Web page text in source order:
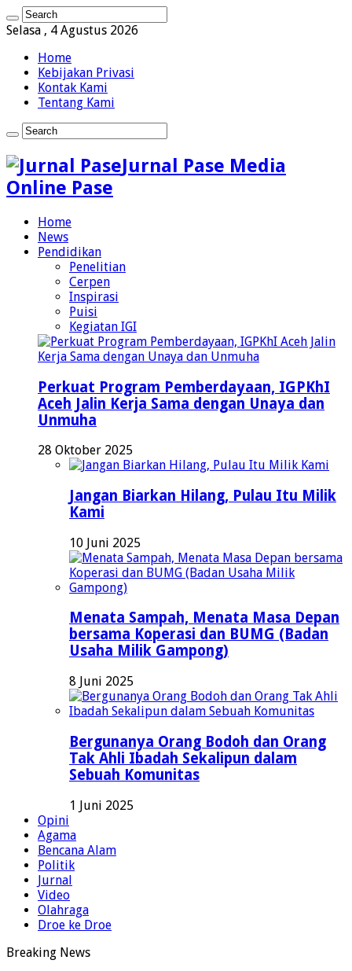
Selasa , 4 Agustus 2026
Home
Kebijakan Privasi
Kontak Kami
Tentang Kami
Jurnal Pase Media
Online Pase
Home
News
Pendidikan
Penelitian
Cerpen
Inspirasi
Puisi
Kegiatan IGI
Perkuat Program Pemberdayaan, IGPKhI
Aceh Jalin Kerja Sama dengan Unaya dan
Unmuha
28 Oktober 2025
Jangan Biarkan Hilang, Pulau Itu Milik
Kami
10 Juni 2025
Menata Sampah, Menata Masa Depan
bersama Koperasi dan BUMG (Badan
Usaha Milik Gampong)
8 Juni 2025
Bergunanya Orang Bodoh dan Orang
Tak Ahli Ibadah Sekalipun dalam
Sebuah Komunitas
1 Juni 2025
Opini
Agama
Bencana Alam
Politik
Jurnal
Video
Olahraga
Droe ke Droe
Breaking News